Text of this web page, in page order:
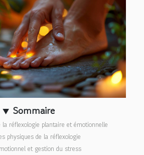
Sommaire
la réflexologie plantaire et émotionnelle
physiques de la réflexologie
et gestion du stress